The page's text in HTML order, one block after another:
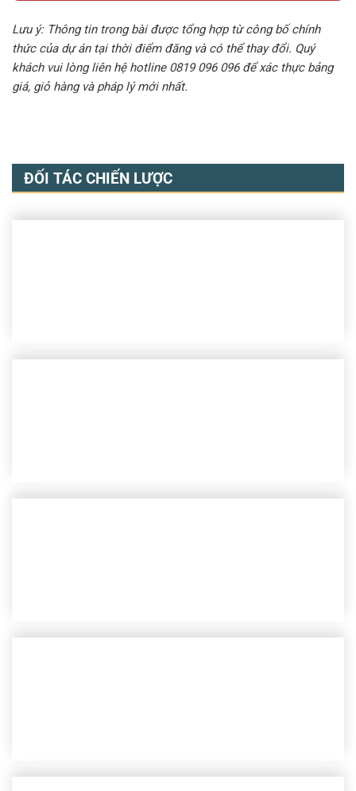
Lưu ý: Thông tin trong bài được tổng hợp từ công bố chính
thức của dự án tại thời điểm đăng và có thể thay đổi. Quý
khách vui lòng liên hệ hotline 0819 096 096 để xác thực bảng
giá, giỏ hàng và pháp lý mới nhất.
ĐỐI TÁC CHIẾN LƯỢC